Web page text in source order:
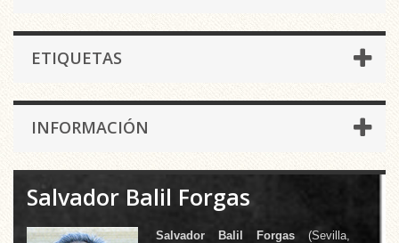
ETIQUETAS
INFORMACIÓN
Salvador Balil Forgas
Salvador Balil Forgas (Sevilla,